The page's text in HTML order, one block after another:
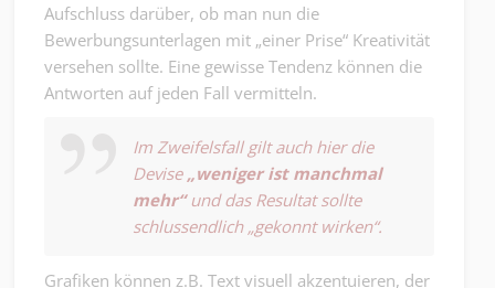
Aufschluss darüber, ob man nun die
Bewerbungsunterlagen mit „einer Prise“ Kreativität
versehen sollte. Eine gewisse Tendenz können die
Antworten auf jeden Fall vermitteln.
Im Zweifelsfall gilt auch hier die
Devise „weniger ist manchmal
mehr“und das Resultat sollte
schlussendlich „gekonnt wirken“.
Grafiken können z.B. Text visuell akzentuieren, der